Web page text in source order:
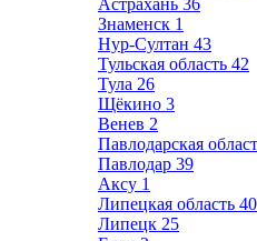
Астрахань 36
Знаменск 1
Нур-Султан 43
Тульская область 42
Тула 26
Щёкино 3
Венев 2
Павлодарская
Павлодар 39
Аксу 1
Липецкая область 40
Липецк 25